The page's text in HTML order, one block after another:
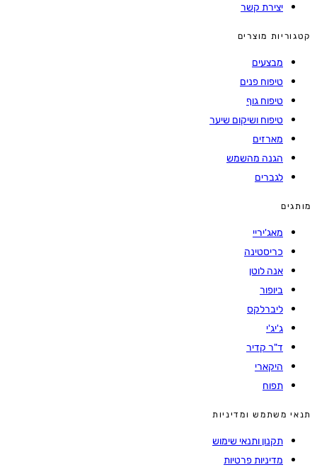
יצירת קשר
מוצרים
מבצעים
טיפוח פנים
טיפוח גוף
טיפוח ושיקום שיער
מארזים
הגנה מהשמש
לגברים
מאג'יריי
כריסטינה
אנה לוטן
ביופור
ליברלקס
ג'יג'י
ד"ר קדיר
היקארי
תפוח
משתמש ומדיניות
תקנון ותנאי שימוש
מדיניות פרטיות